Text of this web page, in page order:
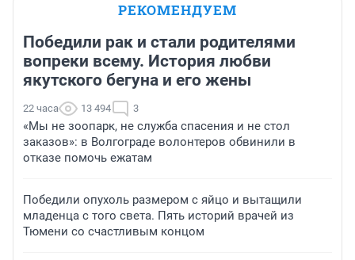
РЕКОМЕНДУЕМ
Победили рак и стали родителями
вопреки всему. История любви
якутского бегуна и его жены
22 часа 13 494 3
«Мы не зоопарк, не служба спасения и не стол
заказов»: в Волгограде волонтеров обвинили в
отказе помочь ежатам
Победили опухоль размером с яйцо и вытащили
младенца с того света. Пять историй врачей из
Тюмени со счастливым концом